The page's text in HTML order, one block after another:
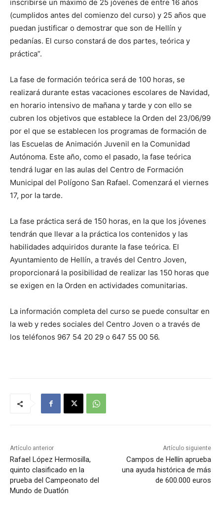
inscribirse un máximo de 25 jóvenes de entre 16 años
(cumplidos antes del comienzo del curso) y 25 años que
puedan justificar o demostrar que son de Hellín y
pedanías. El curso constará de dos partes, teórica y
práctica”.
La fase de formación teórica será de 100 horas, se
realizará durante estas vacaciones escolares de Navidad,
en horario intensivo de mañana y tarde y con ello se
cubren los objetivos que establece la Orden del 23/06/99
por el que se establecen los programas de formación de
las Escuelas de Animación Juvenil en la Comunidad
Autónoma. Este año, como el pasado, la fase teórica
tendrá lugar en las aulas del Centro de Formación
Municipal del Polígono San Rafael. Comenzará el viernes
17, por la tarde.
La fase práctica será de 150 horas, en la que los jóvenes
tendrán que llevar a la práctica los contenidos y las
habilidades adquiridos durante la fase teórica. El
Ayuntamiento de Hellín, a través del Centro Joven,
proporcionará la posibilidad de realizar las 150 horas que
se exigen en la Orden en actividades comunitarias.
La información completa del curso se puede consultar en
la web y redes sociales del Centro Joven o a través de
los teléfonos 967 54 20 29 o 647 55 00 56.
Artículo anterior
Rafael López Hermosilla,
quinto clasificado en la
prueba del Campeonato del
Mundo de Duatlón
Artículo siguiente
Campos de Hellín aprueba
una ayuda histórica de más
de 600.000 euros